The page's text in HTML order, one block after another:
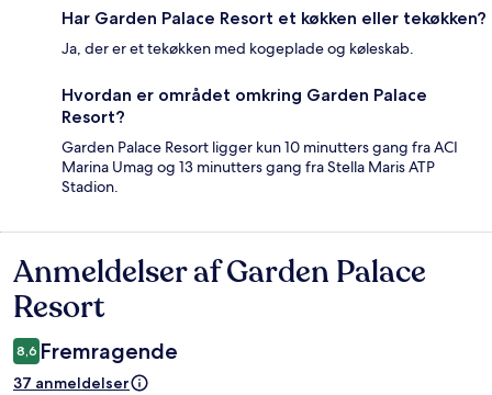
Har Garden Palace Resort et køkken eller tekøkken?
Ja, der er et tekøkken med kogeplade og køleskab.
Hvordan er området omkring Garden Palace
Resort?
Garden Palace Resort ligger kun 10 minutters gang fra ACI
Marina Umag og 13 minutters gang fra Stella Maris ATP
Stadion.
Anmeldelser
Anmeldelser af Garden Palace
Resort
8,6 Fremragende
37 anmeldelser